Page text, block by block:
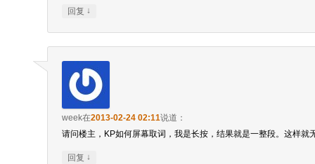
回复 ↓
week在2013-02-24 02:11说道：
请问楼主，KP如何屏幕取词，我是长按，结果就是一整段。这样就
回复 ↓